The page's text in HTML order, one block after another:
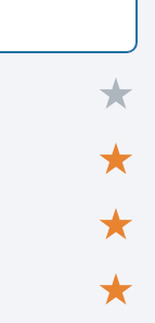
★
★
★
★